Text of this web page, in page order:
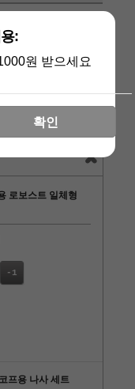
관심상품
로보스트 일체형
-1
프용 나사 세트
:
원 받으세요
확인